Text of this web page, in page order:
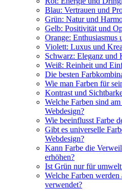
Blau: Vertrauen und
Grün: Natur und
Gelb: Positivität und
Orange: Enthusiasmus
Violett: Luxus und
Schwarz: Eleganz und
Weiß: Reinheit und
Die besten
Wie man Farben für
Kontrast und
Welche Farben sind
Webdesign?
Wie beeinflusst Farbe
Gibt es universelle
Webdesign?
Kann Farbe die
erhöhen?
Ist Grün nur für
Welche Farben
verwendet?